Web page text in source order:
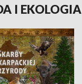
I EKOLOGIA